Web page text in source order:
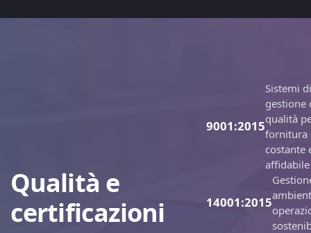
Qualità e
certificazioni
9001:2015
Sistemi
gestione
qualità
fornitura
costante
affidabile
14001:2015